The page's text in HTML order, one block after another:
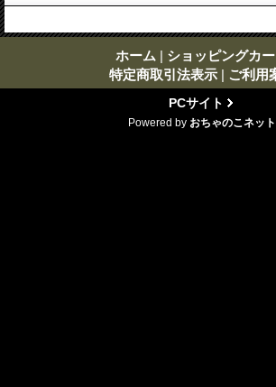
ホーム | ショッピングカー
特定商取引法表示 | ご利用
PCサイト
Powered by おちゃのこネット